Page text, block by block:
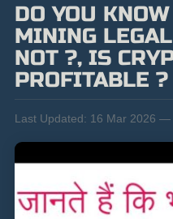
DO YOU
MINING
NOT ?, IS
PROFITABLE ?
Last Updated: 16 Mar 2026